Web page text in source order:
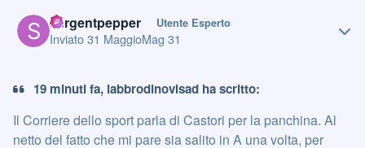
sergentpepper Utente Esperto
Inviato31 MaggioMag 31
19 minuti fa, labbrodinovisad ha scritto:
Il Corriere dello sport parla di Castori per la panchina. Al
netto del fatto che mi pare sia salito in A una volta, per